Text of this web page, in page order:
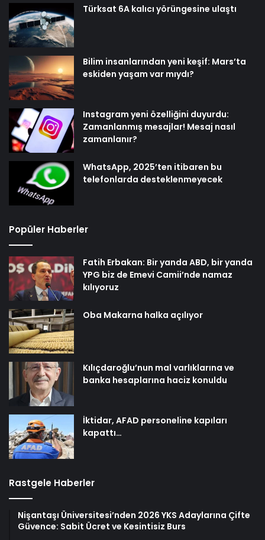
Türksat 6A kalıcı yörüngesine ulaştı
Bilim insanlarından yeni keşif: Mars’ta
eskiden yaşam var mıydı?
Instagram yeni özelliğini duyurdu:
Zamanlanmış mesajlar! Mesaj nasıl
zamanlanır?
WhatsApp, 2025’ten itibaren bu
telefonlarda desteklenmeyecek
Popüler Haberler
Fatih Erbakan: Bir yanda ABD, bir yanda
YPG biz de Emevi Camii’nde namaz
kılıyoruz
Oba Makarna halka açılıyor
Kılıçdaroğlu’nun mal varlıklarına ve
banka hesaplarına haciz konuldu
İktidar, AFAD personeline kapıları
kapattı…
Rastgele Haberler
Nişantaşı Üniversitesi’nden 2026 YKS Adaylarına Çifte
Güvence: Sabit Ücret ve Kesintisiz Burs